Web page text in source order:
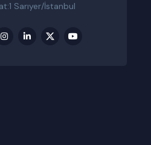
Sarıyer/İstanbul